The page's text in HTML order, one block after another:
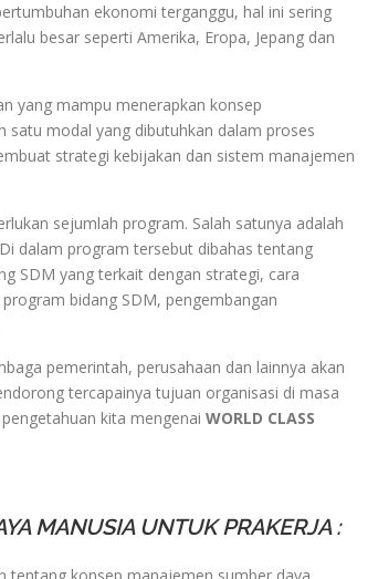
ekonomi terganggu, hal ini sering
besar seperti Amerika, Eropa, Jepang dan
yang mampu menerapkan konsep
satu modal yang dibutuhkan dalam proses
strategi kebijakan dan sistem manajemen
sejumlah program. Salah satunya adalah
dalam program tersebut dibahas tentang
SDM yang terkait dengan strategi, cara
bidang SDM, pengembangan
pemerintah, perusahaan dan lainnya akan
tercapainya tujuan organisasi di masa
kita mengenai WORLD CLASS
MANUSIA UNTUK PRAKERJA :